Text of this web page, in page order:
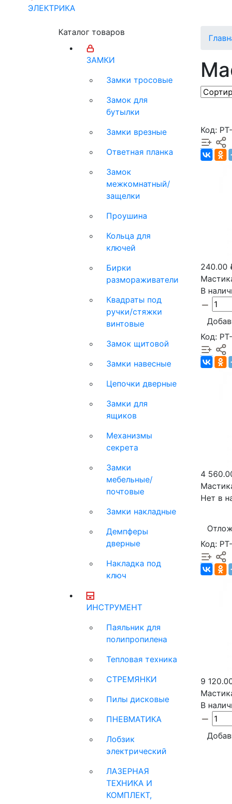
ЭЛЕКТРИКА
Каталог товаров
ЗАМКИ
Замки тросовые
Замок для
бутылки
Замки врезные
Ответная планка
Замок
межкомнатный/
защелки
Проушина
Кольца для
ключей
Бирки
размораживатели
Квадраты под
ручки/стяжки
винтовые
Замок щитовой
Замки навесные
Цепочки дверные
Замки для
ящиков
Механизмы
секрета
Замки
мебельные/
почтовые
Замки накладные
Демпферы
дверные
Накладка под
ключ
ИНСТРУМЕНТ
Паяльник для
полипропилена
Тепловая техника
СТРЕМЯНКИ
Пилы дисковые
ПНЕВМАТИКА
Лобзик
электрический
ЛАЗЕРНАЯ
ТЕХНИКА И
КОМПЛЕКТ,
Код:
240.00
В
Код:
4
Нет в
Код:
9
В